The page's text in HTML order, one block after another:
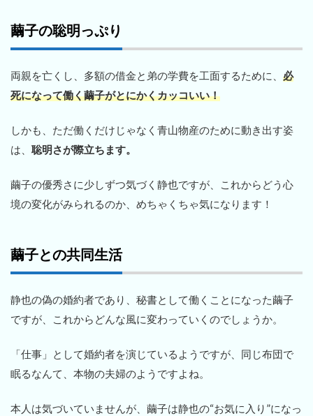
繭子の聡明っぷり
両親を亡くし、多額の借金と弟の学費を工面するために、 必
死になって働く繭子がとにかくカッコいい！
しかも、ただ働くだけじゃなく青山物産のために動き出す姿
は、 聡明さが際立ちます。
繭子の優秀さに少しずつ気づく静也ですが、これからどう心
境の変化がみられるのか、めちゃくちゃ気になります！
繭子との共同生活
静也の偽の婚約者であり、秘書として働くことになった繭子
ですが、これからどんな風に変わっていくのでしょうか。
「仕事」として婚約者を演じているようですが、同じ布団で
眠るなんて、本物の夫婦のようですよね。
本人は気づいていませんが、繭子は静也の“お気に入り”になっ